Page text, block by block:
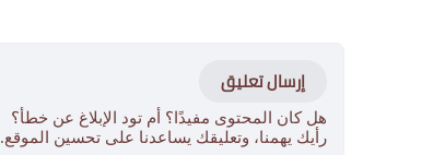
إرسال تعليق
هل كان المحتوى مفيدًا؟ أم تود الإبلاغ عن خطأ؟
رأيك يهمنا، وتعليقك يساعدنا على تحسين الموقع.